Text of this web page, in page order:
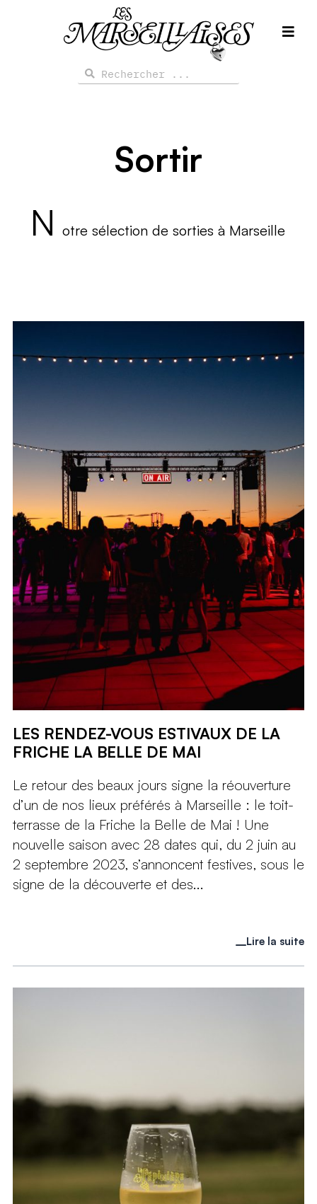
Rechercher
Rechercher
Sortir
N otre sélection de sorties à Marseille
LES RENDEZ-VOUS ESTIVAUX DE LA
FRICHE LA BELLE DE MAI
Le retour des beaux jours signe la réouverture
d’un de nos lieux préférés à Marseille : le toit-
terrasse de la Friche la Belle de Mai ! Une
nouvelle saison avec 28 dates qui, du 2 juin au
2 septembre 2023, s’annoncent festives, sous le
signe de la découverte et des...
Lire la suite